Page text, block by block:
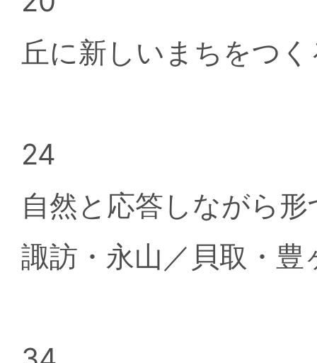
丘に新しいまちをつ
24
自然と応答しながら
諏訪・永山／貝取・